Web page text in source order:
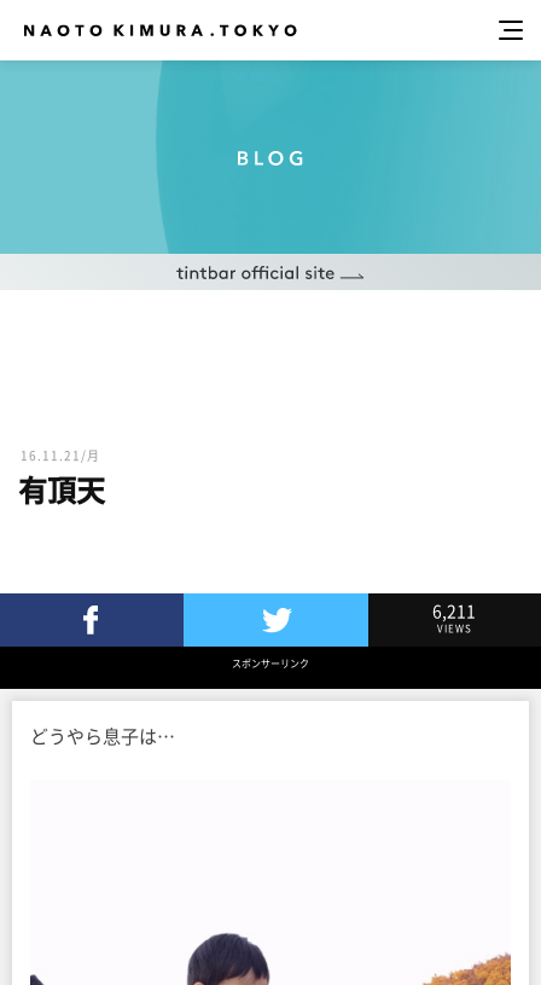
16.11.21/月
有頂天
Twitterでツイート
6,211
VIEWS
スポンサーリンク
どうやら息子は…